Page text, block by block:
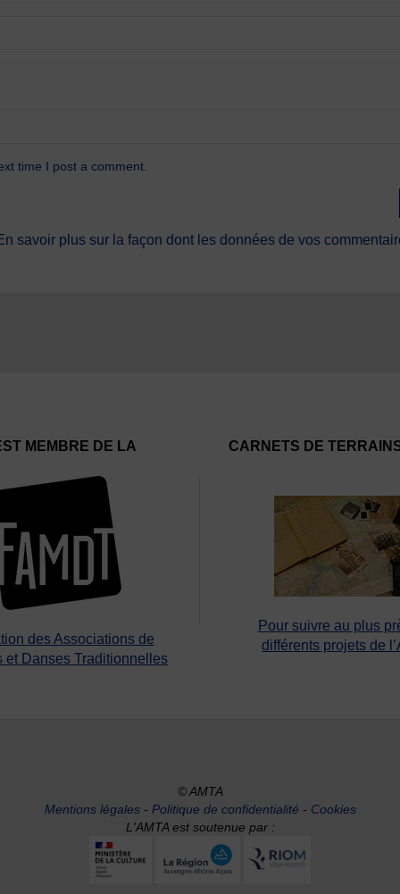
time I post a comment.
savoir plus sur la façon dont les données de vos
MEMBRE DE LA
des Associations de
et Danses Traditionnelles
CARNETS DE
Pour suivre au plus
différents projets de
© AMTA
Mentions légales- Politique de confidentialité - Cookies
L'AMTA est soutenue par :